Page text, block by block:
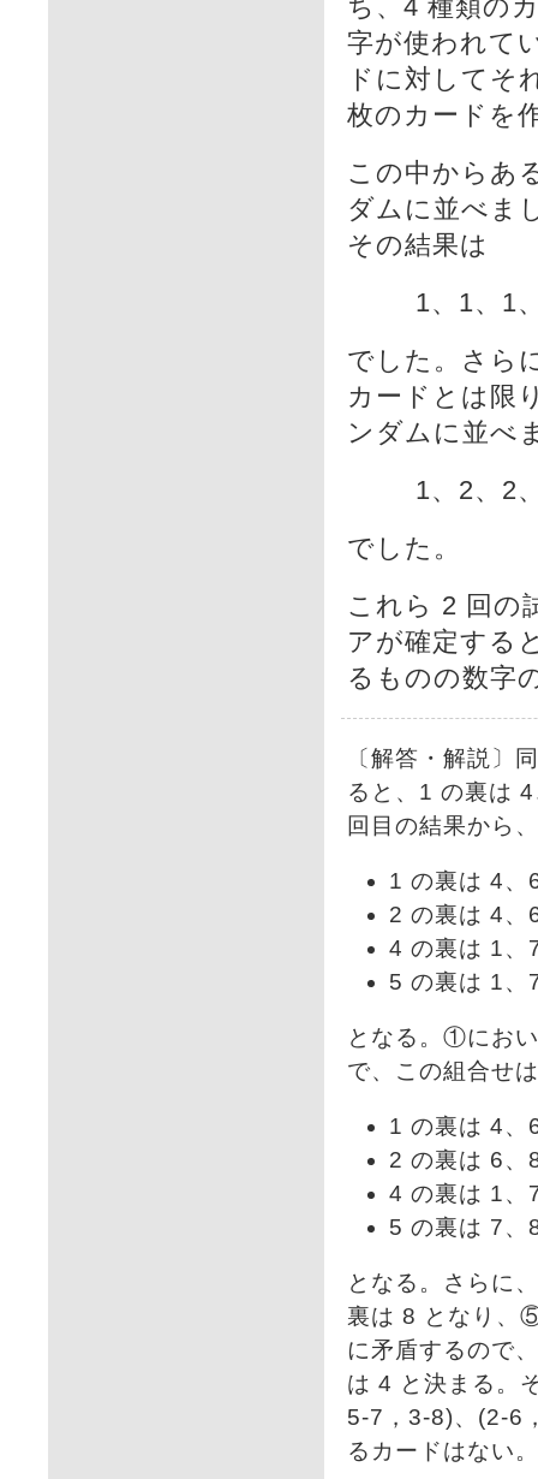
ち、4 種類の
字が使われて
ドに対してそ
枚のカードを
この中からあ
ダムに並べま
その結果は
1、1、1
でした。さら
カードとは限
ンダムに並べ
1、2、2
でした。
これら 2 回の
アが確定する
るものの数字
〔解答・解説〕
ると、1 の裏は
回目の結果から、
1 の裏は 4
2 の裏は 4、
4 の裏は 1、
5 の裏は 1、
となる。①にお
で、この組合せ
1 の裏は 4
2 の裏は 6
4 の裏は 1
5 の裏は 7
となる。さらに
裏は 8 となり、
に矛盾するので
は 4 と決まる。
5-7，3-8)、(2-6
るカードはない